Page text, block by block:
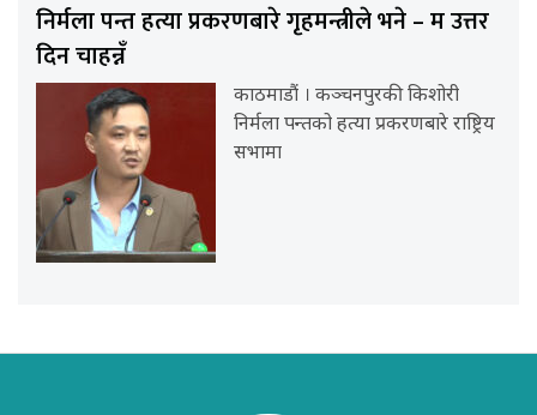
निर्मला पन्त हत्या प्रकरणबारे गृहमन्त्रीले भने – म उत्तर
दिन चाहन्नँ
काठमाडौं । कञ्चनपुरकी किशोरी
निर्मला पन्तको हत्या प्रकरणबारे राष्ट्रिय
सभामा